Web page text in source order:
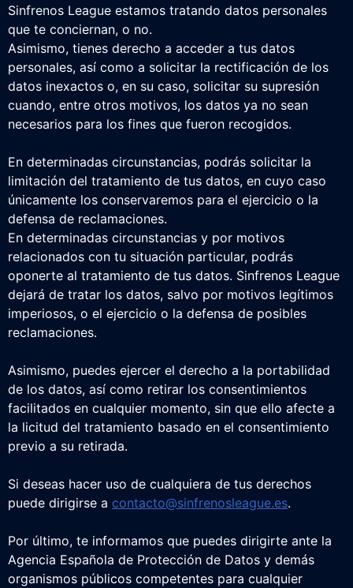
Sinfrenos League estamos tratando datos personales
que te conciernan, o no.
Asimismo, tienes derecho a acceder a tus datos
personales, así como a solicitar la rectificación de los
datos inexactos o, en su caso, solicitar su supresión
cuando, entre otros motivos, los datos ya no sean
necesarios para los fines que fueron recogidos.
En determinadas circunstancias, podrás solicitar la
limitación del tratamiento de tus datos, en cuyo caso
únicamente los conservaremos para el ejercicio o la
defensa de reclamaciones.
En determinadas circunstancias y por motivos
relacionados con tu situación particular, podrás
oponerte al tratamiento de tus datos. Sinfrenos League
dejará de tratar los datos, salvo por motivos legítimos
imperiosos, o el ejercicio o la defensa de posibles
reclamaciones.
Asimismo, puedes ejercer el derecho a la portabilidad
de los datos, así como retirar los consentimientos
facilitados en cualquier momento, sin que ello afecte a
la licitud del tratamiento basado en el consentimiento
previo a su retirada.
Si deseas hacer uso de cualquiera de tus derechos
puede dirigirse a contacto@sinfrenosleague.es.
Por último, te informamos que puedes dirigirte ante la
Agencia Española de Protección de Datos y demás
organismos públicos competentes para cualquier